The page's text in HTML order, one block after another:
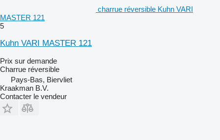
charrue réversible Kuhn VARI
MASTER 121
5
Kuhn VARI MASTER 121
Prix sur demande
Charrue réversible
Pays-Bas, Biervliet
Kraakman B.V.
Contacter le vendeur